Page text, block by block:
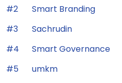
#2
Smart Branding
#3
Sachrudin
#4
Smart Governance
#5
umkm